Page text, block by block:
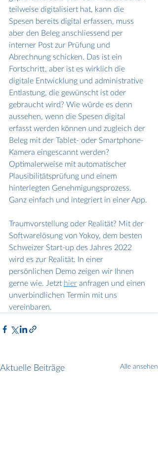
teilweise digitalisiert hat, kann die
Spesen bereits digital erfassen, muss
aber den Beleg anschliessend per
interner Post zur Prüfung und
Abrechnung schicken. Das ist ein
Fortschritt, aber ist es wirklich die
digitale Entwicklung und administrative
Entlastung, die gewünscht ist oder
gebraucht wird? Wie würde es denn
aussehen, wenn die Spesen digital
erfasst werden können und zugleich der
Beleg mit der Tablet- oder Smartphone-
Kamera eingescannt werden?
Optimalerweise mit automatischer
Plausibilitätsprüfung und einem
hinterlegten Genehmigungsprozess.
Ganz einfach und integriert in einer App.
Traumvorstellung oder Realität? Mit der
Softwarelösung von Yokoy, dem besten
Schweizer Start-up des Jahres 2022
wird es zur Realität. In einer
persönlichen Demo zeigen wir Ihnen
gerne wie. Jetzt hier anfragen und einen
unverbindlichen Termin mit uns
vereinbaren.
Aktuelle Beiträge Alle ansehen